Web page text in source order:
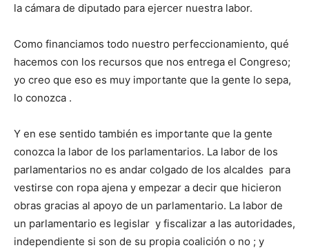
la cámara de diputado para ejercer nuestra labor.
Como financiamos todo nuestro perfeccionamiento, qué
hacemos con los recursos que nos entrega el Congreso;
yo creo que eso es muy importante que la gente lo sepa,
lo conozca .
Y en ese sentido también es importante que la gente
conozca la labor de los parlamentarios. La labor de los
parlamentarios no es andar colgado de los alcaldes para
vestirse con ropa ajena y empezar a decir que hicieron
obras gracias al apoyo de un parlamentario. La labor de
un parlamentario es legislar y fiscalizar a las autoridades,
independiente si son de su propia coalición o no ; y